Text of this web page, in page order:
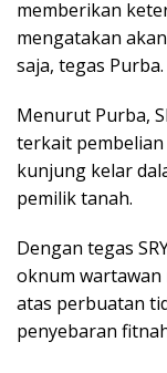
memberikan
mengatakan
saja, tegas Purba.
Menurut Purba,
terkait
kunjung kelar
pemilik tanah.
Dengan tegas
oknum
atas perbuatan
penyebaran